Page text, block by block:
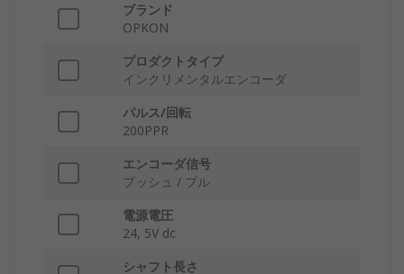
ブランド
OPKON
プロダクトタイプ
インクリメンタルエンコーダ
パルス/回転
200PPR
エンコーダ信号
プッシュ / プル
電源電圧
24, 5V dc
シャフト長さ